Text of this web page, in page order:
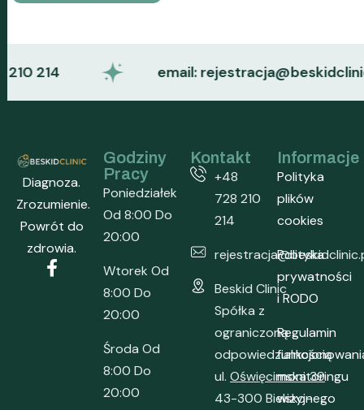
214 email:
Diagnoza.
Zrozumienie.
Powrót do
zdrowia.
Godziny
Pracy
Poniedziałek
Od 8:00 Do
20:00
Wtorek Od
8:00 Do
20:00
Środa Od
8:00 Do
20:00
Kontakt
+48
728 210
214
Beskid Clinic
Spółka z
ograniczoną
odpowiedzialnością
ul. Oświęcimska 39
43-300 Bielsko-
Informacje
Polityka
plików
cookies
Polityka
prywatności
i RODO
Regulamin
monitoringu
wizyjnego